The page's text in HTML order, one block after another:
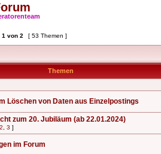
1 von 2 [ 53 Themen ]
Themen
Löschen von Daten aus Einzelpostings
zum 20. Jubiläum (ab 22.01.2024)
2 3 ]
im Forum